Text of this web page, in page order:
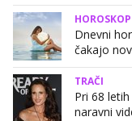
HOROSKOP
Dnevni
čakajo
TRAČI
Pri 68
naravni